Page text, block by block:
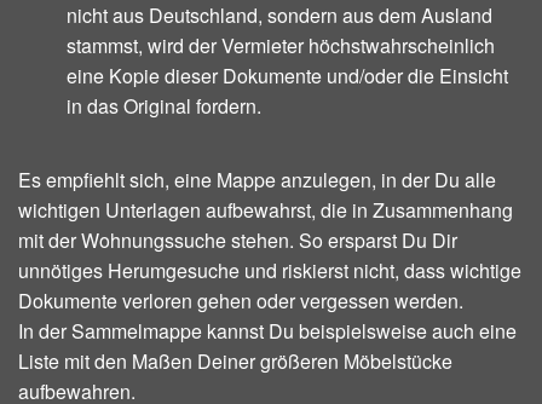
nicht aus Deutschland, sondern aus dem Ausland
stammst, wird der Vermieter höchstwahrscheinlich
eine Kopie dieser Dokumente und/oder die Einsicht
in das Original fordern.
Es empfiehlt sich, eine Mappe anzulegen, in der Du alle
wichtigen Unterlagen aufbewahrst, die in Zusammenhang
mit der Wohnungssuche stehen. So ersparst Du Dir
unnötiges Herumgesuche und riskierst nicht, dass wichtige
Dokumente verloren gehen oder vergessen werden.
In der Sammelmappe kannst Du beispielsweise auch eine
Liste mit den Maßen Deiner größeren Möbelstücke
aufbewahren.